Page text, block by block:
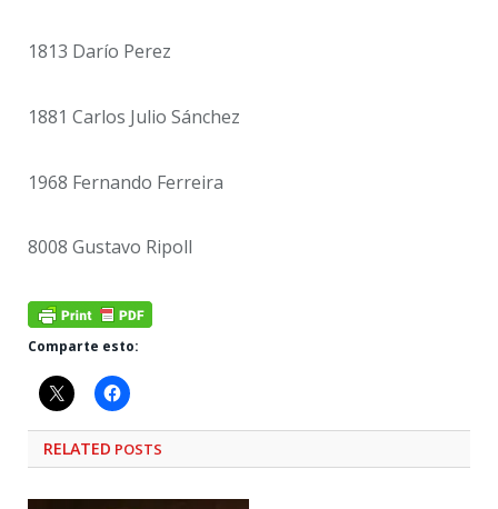
1813 Darío Perez
1881 Carlos Julio Sánchez
1968 Fernando Ferreira
8008 Gustavo Ripoll
Comparte esto:
RELATED POSTS